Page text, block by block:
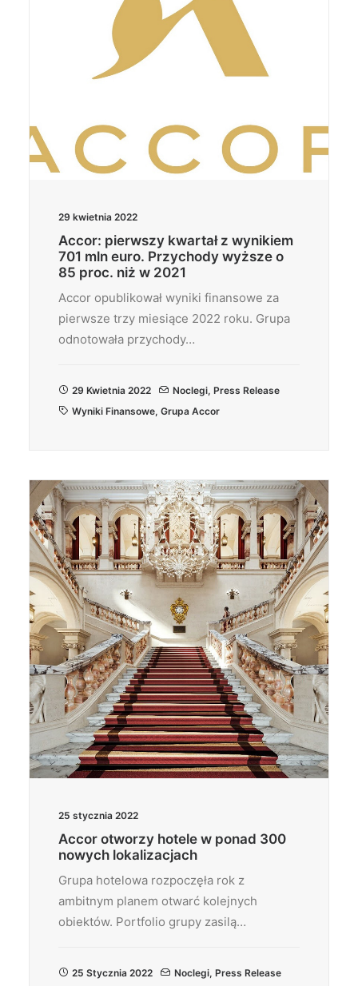
29 kwietnia 2022
Accor: pierwszy kwartał z wynikiem
701 mln euro. Przychody wyższe o
85 proc. niż w 2021
Accor opublikował wyniki finansowe za
pierwsze trzy miesiące 2022 roku. Grupa
odnotowała przychody…
29 Kwietnia 2022 Noclegi, Press Release
Wyniki Finansowe, Grupa Accor
25 stycznia 2022
Accor otworzy hotele w ponad 300
nowych lokalizacjach
Grupa hotelowa rozpoczęła rok z
ambitnym planem otwarć kolejnych
obiektów. Portfolio grupy zasilą…
25 Stycznia 2022 Noclegi, Press Release